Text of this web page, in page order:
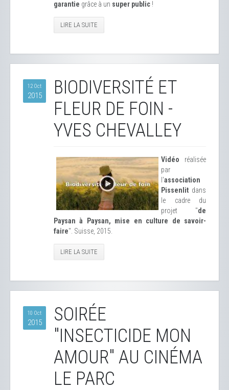
garantie grâce à un super public !
LIRE LA SUITE
12 Oct
2015
BIODIVERSITÉ ET
FLEUR DE FOIN -
YVES CHEVALLEY
Vidéo réalisée
par
l'association
Pissenlit dans
le cadre du
projet "de
Paysan à Paysan, mise en culture de savoir-
faire". Suisse, 2015.
LIRE LA SUITE
10 Oct
2015
SOIRÉE
"INSECTICIDE MON
AMOUR" AU CINÉMA
LE PARC